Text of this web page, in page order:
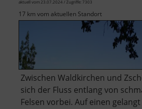
aktuell vom 23.07.2024 / Zugriffe: 7303
17 km vom aktuellen Standort
Zwischen Waldkirchen und
sich der Fluss entlang von
Felsen vorbei. Auf einen